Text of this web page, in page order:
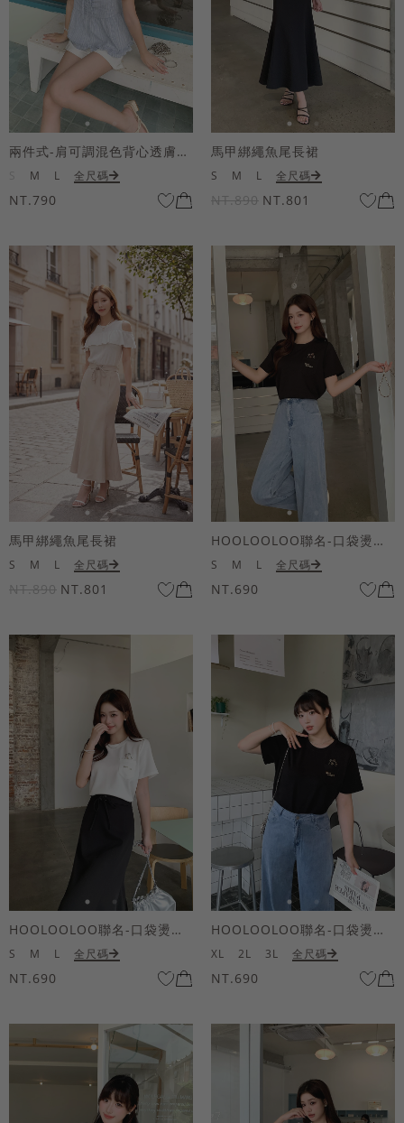
兩件式-肩可調混色背心透膚上衣套組
M L 全尺碼
NT.790
馬甲綁繩魚尾長裙
S M L 全尺碼
NT.890 NT.801
馬甲綁繩魚尾長裙
S M L 全尺碼
NT.890 NT.801
HOOLOOLOO聯名-口袋燙金KUKU熊短袖上衣
S M L 全尺碼
NT.690
HOOLOOLOO聯名-口袋燙金KUKU熊短袖上衣
S M L 全尺碼
NT.690
HOOLOOLOO聯名-口袋燙金KUKU熊短袖上衣
XL 2L 3L 全尺碼
NT.690